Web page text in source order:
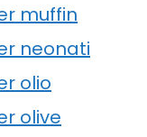
muffin
neonati
olio
olive